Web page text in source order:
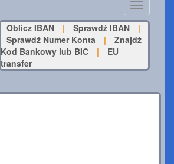
Toggle
navigation
Oblicz IBAN
| Sprawdź IBAN
|
Sprawdź Numer Konta
|
Znajdź
Kod Bankowy lub BIC
|
EU
transfer